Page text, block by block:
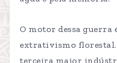
O motor dessa guerra
extrativismo
terceira maior